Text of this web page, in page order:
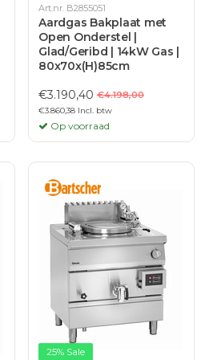
Art.nr. B2855051
Aardgas Bakplaat met
Open Onderstel |
Glad/Geribd | 14kW Gas |
80x70x(H)85cm
€3.190,40 €4.198,00
€3.860,38 Incl. btw
Op voorraad
25% Sale